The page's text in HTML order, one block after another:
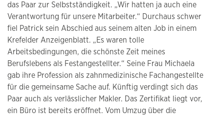
das Paar zur Selbstständigkeit. „Wir hatten ja auch eine
Verantwortung für unsere Mitarbeiter.“ Durchaus schwer
fiel Patrick sein Abschied aus seinem alten Job in einem
Krefelder Anzeigenblatt. „Es waren tolle
Arbeitsbedingungen, die schönste Zeit meines
Berufslebens als Festangestellter.“ Seine Frau Michaela
gab ihre Profession als zahnmedizinische Fachangestellte
für die gemeinsame Sache auf. Künftig verdingt sich das
Paar auch als verlässlicher Makler. Das Zertifikat liegt vor,
ein Büro ist bereits eröffnet. Vom Umzug über die